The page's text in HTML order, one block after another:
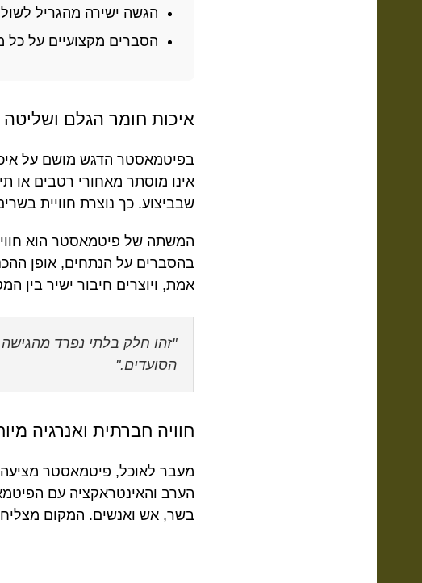
הגשה ישירה מהגריל
הסברים מקצועיים על כל
איכות חומר הגלם ושליטה
בפיטמאסטר הדגש מושם על
אינו מוסתר מאחורי רטבים או
שבביצוע. כך נוצרת חוויית
המשתה של פיטמאסטר הוא
בהסברים על הנתחים, אופן
אמת, ויוצרים חיבור ישיר בין
"זהו חלק בלתי נפרד
הסועדים."
חוויה חברתית ואנרגיה
מעבר לאוכל, פיטמאסטר
הערב והאינטראקציה עם
בשר, אש ואנשים. המקום